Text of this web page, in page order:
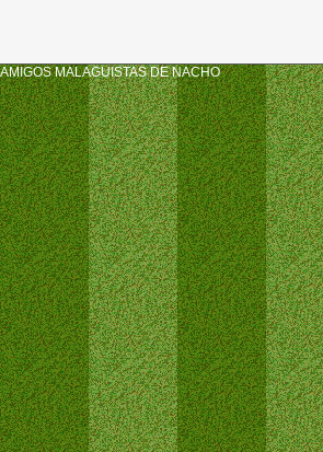
AMIGOS MALAGUISTAS DE NACHO